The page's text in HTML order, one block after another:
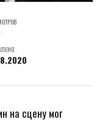
на сцену мог